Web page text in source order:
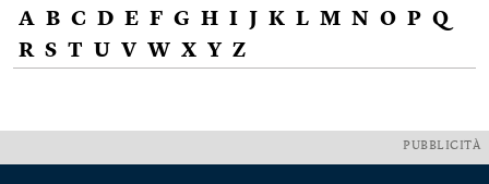
A B C D E F G H I J K L M N O P Q
R S T U V W X Y Z
PUBBLICITÀ